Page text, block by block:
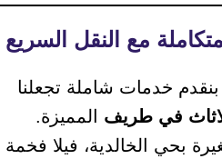
مع النقل السريع
خدمات شاملة تجعلنا
في طريف المميزة.
بحي الخالدية، فيلا فخمة